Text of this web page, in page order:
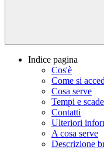
Indice pagina
Cos'è
Come si
Cosa serve
Tempi e
Contatti
Ulteriori
A cosa serve
Descrizione